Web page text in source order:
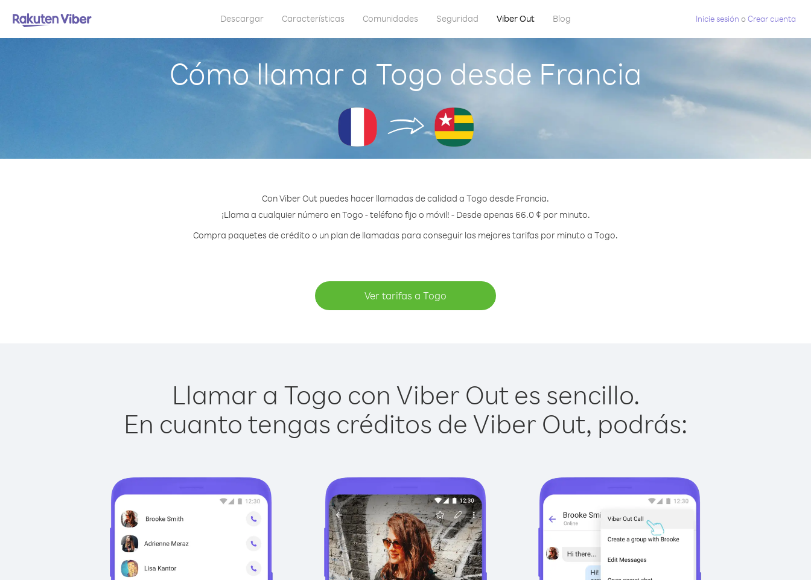
Descargar Características Comunidades Seguridad Viber Out Blog Inicie sesión oCrear cuenta
Cómo llamar a Togo desde Francia
Con Viber Out puedes hacer llamadas de calidad a Togo desde Francia.
¡Llama a cualquier número en Togo - teléfono fijo o móvil! - Desde apenas 66.0 ¢ por minuto.
Compra paquetes de crédito o un plan de llamadas para conseguir las mejores tarifas por minuto a Togo.
Ver tarifas a Togo
Llamar a Togo con Viber Out es sencillo.
En cuanto tengas créditos de Viber Out, podrás: